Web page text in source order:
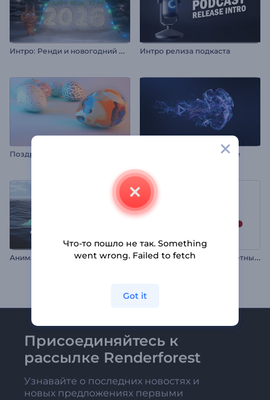
И
нтро: Ренди и новогодний фейерверк Интро релиза подкаста
Анимация лого: Свечение
Анимация лого: Океан А
нимация лого: Разноцветные формы
Присоединяйтесь к
рассылке Renderforest
Узнавайте о последних новостях и
новых предложениях первыми
Что-то пошло не так. Something
went wrong. Failed to fetch
Got it